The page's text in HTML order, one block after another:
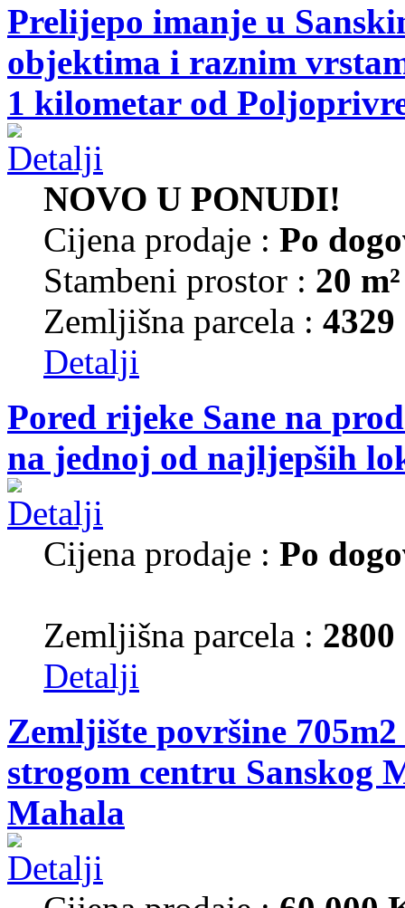
Prelijepo imanje u
objektima i raznim
1 kilometar od
NOVO U PONUDI!
Cijena prodaje : Po
Stambeni prostor : 20 m²
Zemljišna parcela : 4329
Detalji
Pored rijeke Sane na
na jednoj od najljepših
Cijena prodaje : Po
Zemljišna parcela : 2800
Detalji
Zemljište površine
strogom centru Sanskog
Mahala